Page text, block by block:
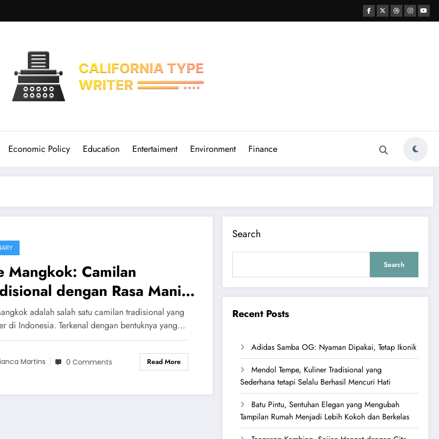
Economic Policy Education Entertaiment Environment Finance
Mangkok: Camilan
dengan Rasa Manis
Melekat di Hati
adalah salah satu camilan tradisional yang
di Indonesia. Terkenal dengan bentuknya yang…
Martins 0 Comments Read More
Search
Search
Recent Posts
Adidas Samba OG: Nyaman Dipakai, Tetap Ikonik
Mendol Tempe, Kuliner Tradisional yang
Sederhana tetapi Selalu Berhasil Mencuri Hati
Batu Pintu, Sentuhan Elegan yang Mengubah
Tampilan Rumah Menjadi Lebih Kokoh dan Berkelas